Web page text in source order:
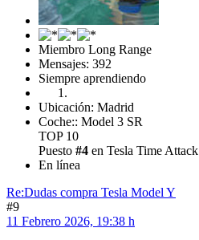
Miembro Long Range
Mensajes: 392
Siempre aprendiendo
Ubicación: Madrid
Coche:: Model 3 SR
TOP 10
Puesto #4 en Tesla Time Attack
En línea
Re:Dudas compra Tesla Model Y
#9
11 Febrero 2026, 19:38 h